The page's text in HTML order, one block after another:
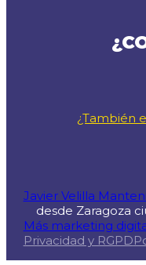
¿También
Javier Velilla
desde Zaragoza
Más marketing
Privacidad y RGPD